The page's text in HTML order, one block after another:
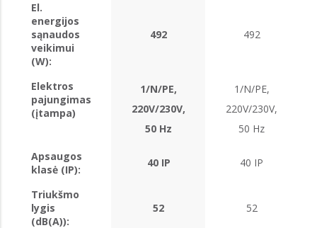
El.
energijos
sąnaudos
veikimui
(W):
492 492
Elektros
pajungimas
(įtampa)
1/N/PE,
220V/230V,
50 Hz
1/N/PE,
220V/230V,
50 Hz
Apsaugos
klasė (IP):
40 IP 40 IP
Triukšmo
lygis
(dB(A)):
52 52